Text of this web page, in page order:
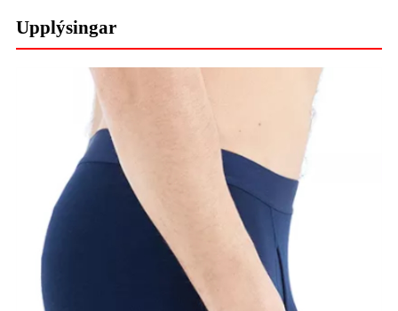
Upplýsingar